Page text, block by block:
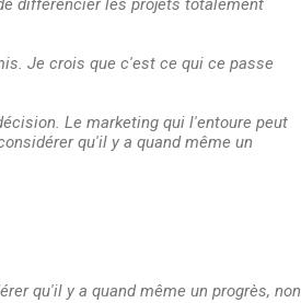
différencier les projets totalement
Je crois que c'est ce qui ce passe
Le marketing qui l'entoure peut
qu'il y a quand même un
qu'il y a quand même un progrès, non